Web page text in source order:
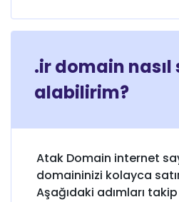
.ir domain nasıl
alabilirim?
Atak Domain internet
domaininizi kolayca
Aşağıdaki adımları